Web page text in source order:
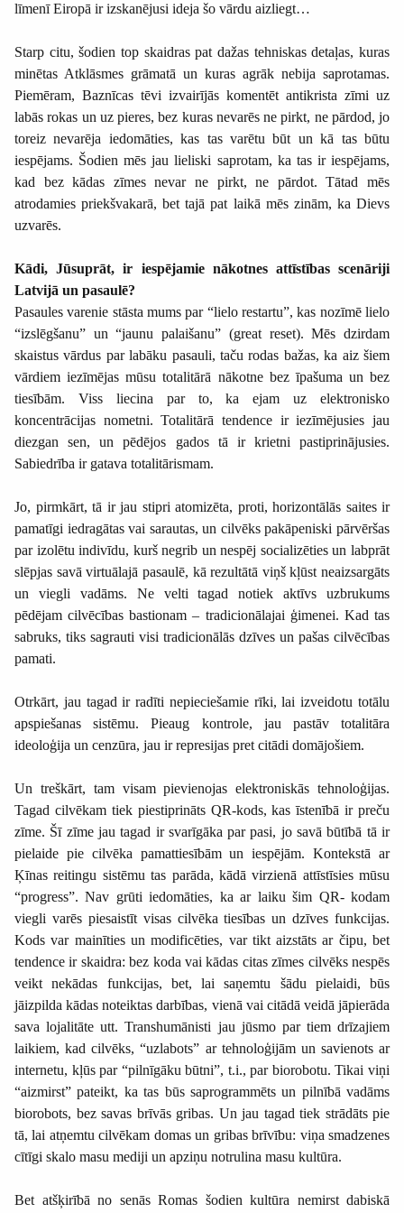
līmenī Eiropā ir izskanējusi ideja šo vārdu aizliegt…
Starp citu, šodien top skaidras pat dažas tehniskas detaļas, kuras
minētas Atklāsmes grāmatā un kuras agrāk nebija saprotamas.
Piemēram, Baznīcas tēvi izvairījās komentēt antikrista zīmi uz
labās rokas un uz pieres, bez kuras nevarēs ne pirkt, ne pārdod, jo
toreiz nevarēja iedomāties, kas tas varētu būt un kā tas būtu
iespējams. Šodien mēs jau lieliski saprotam, ka tas ir iespējams,
kad bez kādas zīmes nevar ne pirkt, ne pārdot. Tātad mēs
atrodamies priekšvakarā, bet tajā pat laikā mēs zinām, ka Dievs
uzvarēs.
Kādi, Jūsuprāt, ir iespējamie nākotnes attīstības scenāriji
Latvijā un pasaulē?
Pasaules varenie stāsta mums par “lielo restartu”, kas nozīmē lielo
“izslēgšanu” un “jaunu palaišanu” (great reset). Mēs dzirdam
skaistus vārdus par labāku pasauli, taču rodas bažas, ka aiz šiem
vārdiem iezīmējas mūsu totalitārā nākotne bez īpašuma un bez
tiesībām. Viss liecina par to, ka ejam uz elektronisko
koncentrācijas nometni. Totalitārā tendence ir iezīmējusies jau
diezgan sen, un pēdējos gados tā ir krietni pastiprinājusies.
Sabiedrība ir gatava totalitārismam.
Jo, pirmkārt, tā ir jau stipri atomizēta, proti, horizontālās saites ir
pamatīgi iedragātas vai sarautas, un cilvēks pakāpeniski pārvēršas
par izolētu indivīdu, kurš negrib un nespēj socializēties un labprāt
slēpjas savā virtuālajā pasaulē, kā rezultātā viņš kļūst neaizsargāts
un viegli vadāms. Ne velti tagad notiek aktīvs uzbrukums
pēdējam cilvēcības bastionam – tradicionālajai ģimenei. Kad tas
sabruks, tiks sagrauti visi tradicionālās dzīves un pašas cilvēcības
pamati.
Otrkārt, jau tagad ir radīti nepieciešamie rīki, lai izveidotu totālu
apspiešanas sistēmu. Pieaug kontrole, jau pastāv totalitāra
ideoloģija un cenzūra, jau ir represijas pret citādi domājošiem.
Un treškārt, tam visam pievienojas elektroniskās tehnoloģijas.
Tagad cilvēkam tiek piestiprināts QR-kods, kas īstenībā ir preču
zīme. Šī zīme jau tagad ir svarīgāka par pasi, jo savā būtībā tā ir
pielaide pie cilvēka pamattiesībām un iespējām. Kontekstā ar
Ķīnas reitingu sistēmu tas parāda, kādā virzienā attīstīsies mūsu
“progress”. Nav grūti iedomāties, ka ar laiku šim QR- kodam
viegli varēs piesaistīt visas cilvēka tiesības un dzīves funkcijas.
Kods var mainīties un modificēties, var tikt aizstāts ar čipu, bet
tendence ir skaidra: bez koda vai kādas citas zīmes cilvēks nespēs
veikt nekādas funkcijas, bet, lai saņemtu šādu pielaidi, būs
jāizpilda kādas noteiktas darbības, vienā vai citādā veidā jāpierāda
sava lojalitāte utt. Transhumānisti jau jūsmo par tiem drīzajiem
laikiem, kad cilvēks, “uzlabots” ar tehnoloģijām un savienots ar
internetu, kļūs par “pilnīgāku būtni”, t.i., par biorobotu. Tikai viņi
“aizmirst” pateikt, ka tas būs saprogrammēts un pilnībā vadāms
biorobots, bez savas brīvās gribas. Un jau tagad tiek strādāts pie
tā, lai atņemtu cilvēkam domas un gribas brīvību: viņa smadzenes
cītīgi skalo masu mediji un apziņu notrulina masu kultūra.
Bet atšķirībā no senās Romas šodien kultūra nemirst dabiskā